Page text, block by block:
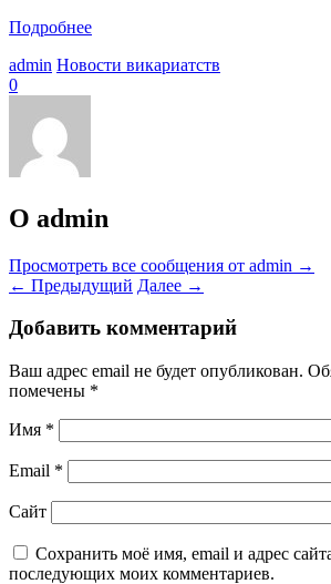
Подробнее
admin Новости викариатств
0
О admin
Просмотреть все сообщения от admin →
← Предыдущий Далее →
Добавить комментарий
Ваш адрес email не будет опубликован.
помечены *
Имя *
Email *
Сайт
Сохранить моё имя, email и адрес
последующих моих комментариев.